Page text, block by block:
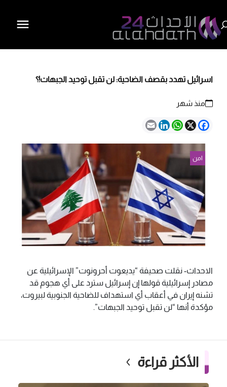
اسرائيل تهدد بقصف الضاحية: لن تقبل توحيد الجبهات!؟
منذ شهر
Facebook
X
WhatsApp
LinkedIn
Email
امن
الاحداث- نقلت صحيفة “يديعوت أحرونوت” الإسرائيلية عن
مصادر إسرائيلية قولها إن إسرائيل سترد على أي هجوم قد
تشنه إيران في أعقاب أي استهداف للضاحية الجنوبية لبيروت،
مؤكدة أنها “لن تقبل توحيد الجبهات”.
الأكثر قراءة